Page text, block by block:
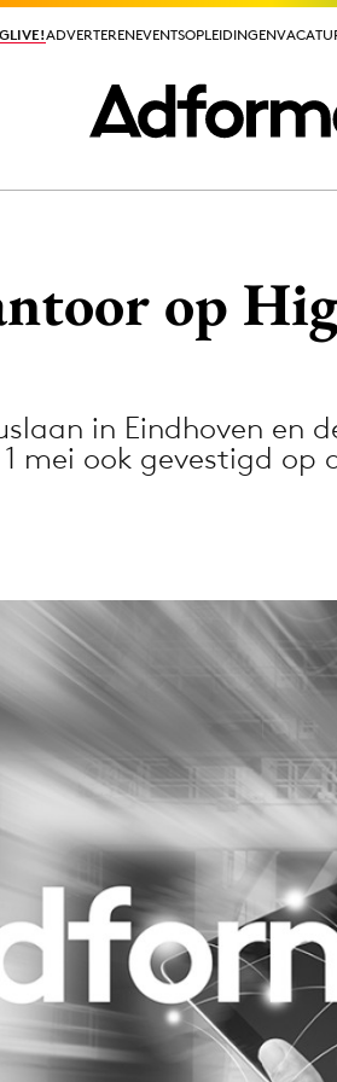
ADVERTERENEVENTSOPLEIDINGEN
ADVERTERENEVENTSOPLEIDINGEN
op
in Eindhoven en
mei ook gevestigd op